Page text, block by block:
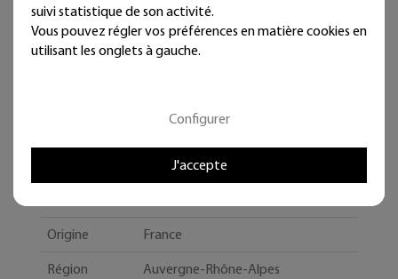
Caractéristiques
Origine France
Région Auvergne-Rhône-Alpes
suivi statistique de son activité.
Vous pouvez régler vos préférences en matière cookies en
utilisant les onglets à gauche.
Configurer
J'accepte